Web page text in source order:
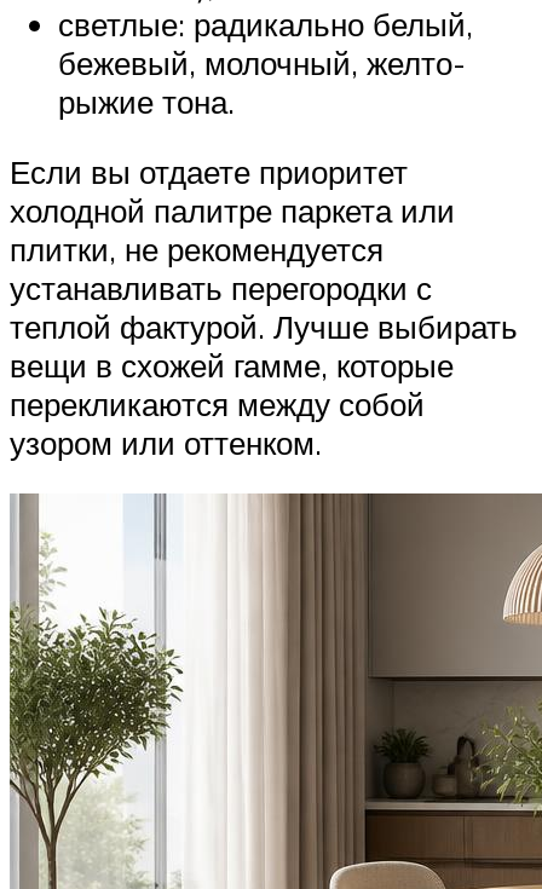
светлые: радикально белый,
бежевый, молочный, желто-
рыжие тона.
Если вы отдаете приоритет
холодной палитре паркета или
плитки, не рекомендуется
устанавливать перегородки с
теплой фактурой. Лучше выбирать
вещи в схожей гамме, которые
перекликаются между собой
узором или оттенком.